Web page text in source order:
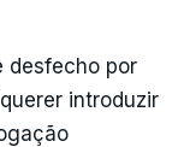
desfecho por
introduzir